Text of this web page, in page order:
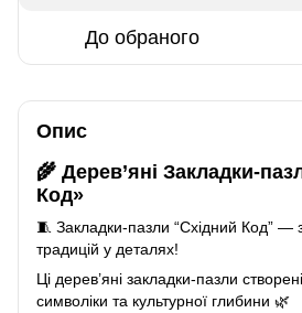
До обраного
Опис
🌾 Дерев’яні Закладки-
Код»
🧵 Закладки-пазли “Східний Код”
традицій у деталях!
Ці дерев’яні закладки-пазли
символіки та культурної глибини 🌿